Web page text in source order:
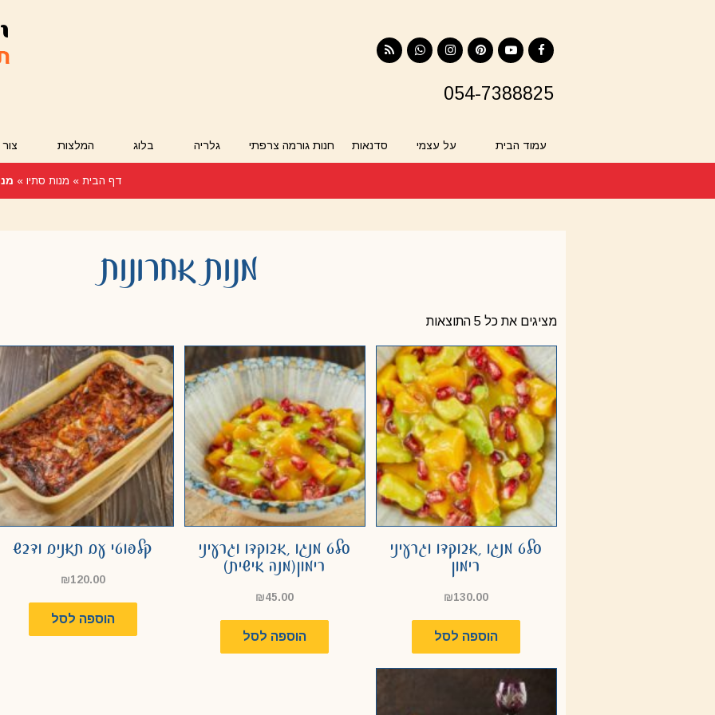
054-7388825
עמוד הבית על עצמי סדנאות חנות גורמה צרפתי גלריה בלוג המלצות
דף הבית» מנות סתיו»
מנות אחרונות
מציגים את כל ⁦5⁩ התוצאות
סלט מנגו ,אבוקדו וגרעיני
רימון
₪130.00
הוספה לסל
סלט מנגו ,אבוקדו וגרעיני
רימון(מנה אישית)
₪45.00
הוספה לסל
קלפוטי עם תאנים ודבש
₪120.00
הוספה לסל